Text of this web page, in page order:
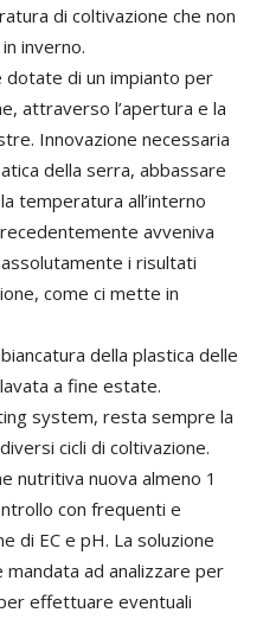
di coltivazione che non
inverno.
di un impianto per
attraverso l’apertura e la
Innovazione necessaria
della serra, abbassare
temperatura all’interno
avveniva
i risultati
come ci mette in
della plastica delle
a fine estate.
system, resta sempre la
cicli di coltivazione.
nutritiva nuova almeno 1
con frequenti e
di EC e pH. La soluzione
ad analizzare per
effettuare eventuali